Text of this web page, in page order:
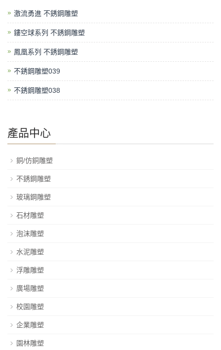
激流勇進 不銹鋼雕塑
鏤空球系列 不銹鋼雕塑
鳳凰系列 不銹鋼雕塑
不銹鋼雕塑039
不銹鋼雕塑038
產品中心
銅/仿銅雕塑
不銹鋼雕塑
玻璃鋼雕塑
石材雕塑
泡沫雕塑
水泥雕塑
浮雕雕塑
廣場雕塑
校園雕塑
企業雕塑
園林雕塑